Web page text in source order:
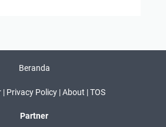
Beranda
| Privacy Policy |About |TOS
Partner